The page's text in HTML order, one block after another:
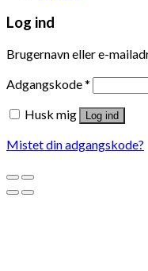
Log ind
Brugernavn eller e-
Adgangskode*
Husk mig
Log ind
Mistet din adgangskode?